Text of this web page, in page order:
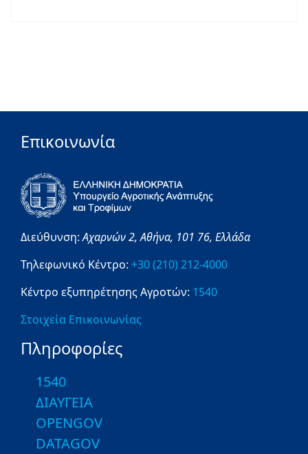
Επικοινωνία
Διεύθυνση:Αχαρνών 2,Αθήνα, 101 76, Ελλάδα
Τηλεφωνικό Κέντρο: +30 (210) 212-4000
Κέντρο εξυπηρέτησης Αγροτών: 1540
Στοιχεία Επικοινωνίας
Πληροφορίες
1540
ΔΙΑΥΓΕΙΑ
OPENGOV
DATAGOV